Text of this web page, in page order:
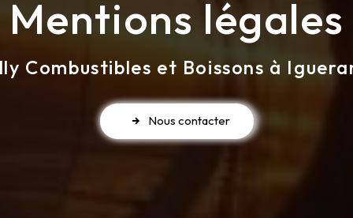
Mentions légales
Combustibles et Boissons à
Nous contacter